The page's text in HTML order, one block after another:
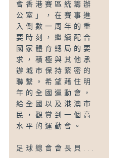
會香港賽區統籌辦
公室」，在賽事進
入倒數一周年的重
要時刻，繼續配合
國家體育總局的要
求，積極與其他承
辦城市保持緊密的
聯繫。希望藉住明
年的全國運動會，
給全國以及港澳市
民，觀賞到一個高
水平的運動會。
足球總會會長貝...